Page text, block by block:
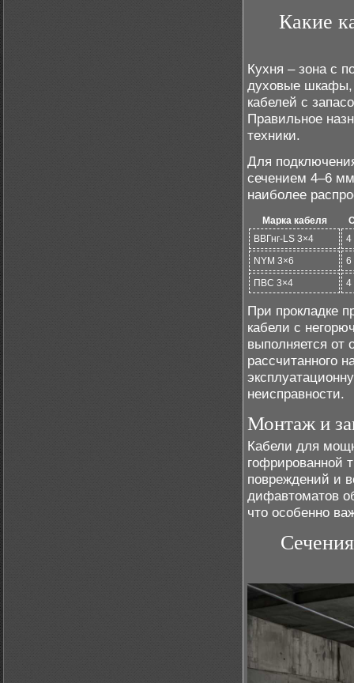
Какие
Кухня – зона с
духовые шкафы,
кабелей с
Правильное
техники.
Для
сечением 4–6
наиболее
Марка кабеля
ВВГнг-LS 3×4
4
NYM 3×6
6
ПВС 3×4
4
При прокладке
кабели с
выполняется от
рассчитанного
неисправности.
Монтаж и
Кабели для
гофрированной
повреждений и
дифавтоматов
что особенно